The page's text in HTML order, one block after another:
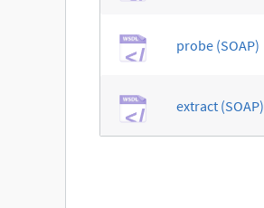
probe (SOAP)
extract (SOAP)